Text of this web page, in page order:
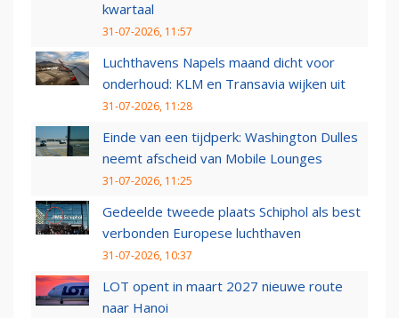
kwartaal
31-07-2026, 11:57
Luchthavens Napels maand dicht voor
onderhoud: KLM en Transavia wijken uit
31-07-2026, 11:28
Einde van een tijdperk: Washington Dulles
neemt afscheid van Mobile Lounges
31-07-2026, 11:25
Gedeelde tweede plaats Schiphol als best
verbonden Europese luchthaven
31-07-2026, 10:37
LOT opent in maart 2027 nieuwe route
naar Hanoi